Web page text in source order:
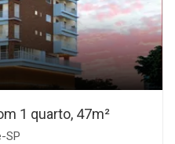
1 quarto, 47m²
SP